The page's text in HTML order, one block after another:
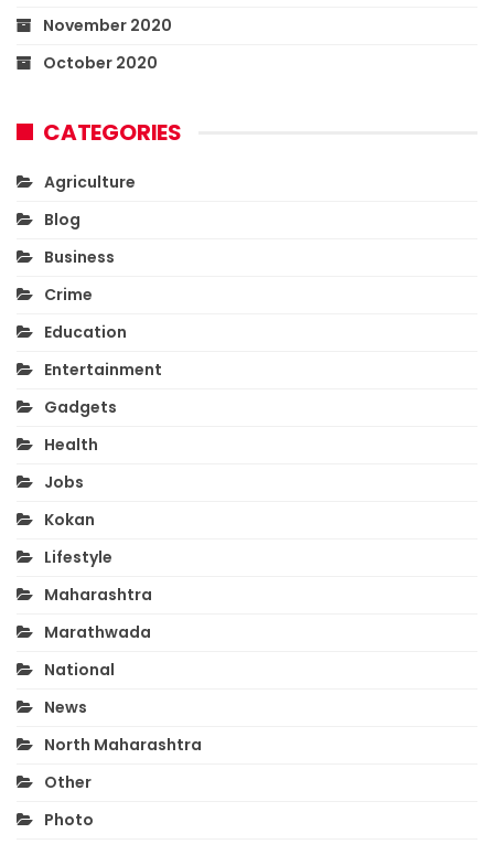
November 2020
October 2020
CATEGORIES
Agriculture
Blog
Business
Crime
Education
Entertainment
Gadgets
Health
Jobs
Kokan
Lifestyle
Maharashtra
Marathwada
National
News
North Maharashtra
Other
Photo